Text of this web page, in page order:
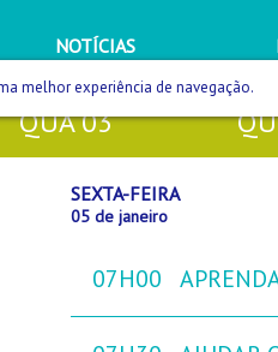
NOTÍCIAS
QUA03
SEXTA-FEIRA
05 de janeiro
07H00
melhor experiência de navegação.